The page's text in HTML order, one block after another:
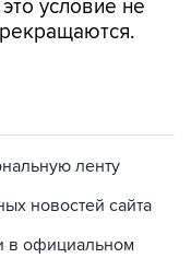
новостей сайта
в официальном